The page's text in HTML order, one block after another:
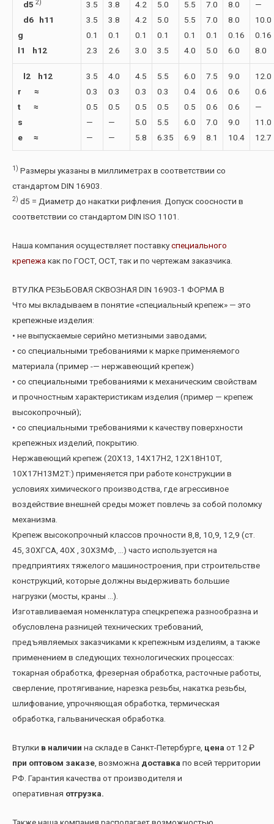
d5 2)
d6 h11
g
l1 h12
3.5
3.5
0.1
2.3
3.8
3.8
0.1
2.6
4.2
4.2
0.1
3.0
5.0
5.0
0.1
3.5
5.5
5.5
0.1
4.0
7.0
7.0
0.1
5.0
8.0
8.0
0.16
6.0
—
10.0
0.16
8.0
l2 h12
r ≈
t ≈
s
e ≈
3.5
0.3
0.5
—
—
4.0
0.3
0.5
—
—
4.5
0.3
0.5
5.0
5.8
5.5
0.3
0.5
5.5
6.35
6.0
0.4
0.5
6.0
6.9
7.5
0.6
0.6
7.0
8.1
9.0
0.6
0.6
9.0
10.4
12.0
0.6
—
11.0
12.7
1) Размеры указаны в миллиметрах в соответствии со
стандартом DIN 16903.
2) d5 = Диаметр до накатки рифления. Допуск соосности в
соответствии со стандартом DIN ISO 1101.
Наша компания осуществляет поставкуспециального
крепежакак по ГОСТ, ОСТ, так и по чертежам заказчика.
ВТУЛКА РЕЗЬБОВАЯ СКВОЗНАЯ DIN 16903-1 ФОРМА В
Что мы вкладываем в понятие «специальный крепеж» — это
крепежные изделия:
• не выпускаемые серийно метизными заводами;
• со специальными требованиями к марке применяемого
материала (пример -— нержавеющий крепеж)
• со специальными требованиями к механическим свойствам
и прочностным характеристикам изделия (пример — крепеж
высокопрочный);
• со специальными требованиями к качеству поверхности
крепежных изделий, покрытию.
Нержавеющий крепеж (20Х13, 14Х17Н2, 12Х18Н10Т,
10Х17Н13М2Т:) применяется при работе конструкции в
условиях химического производства, где агрессивное
воздействие внешней среды может повлечь за собой поломку
механизма.
Крепеж высокопрочный классов прочности 8,8, 10,9, 12,9 (ст.
45, 30ХГСА, 40Х , 30Х3МФ, …) часто используется на
предприятиях тяжелого машиностроения, при строительстве
конструкций, которые должны выдерживать большие
нагрузки (мосты, краны …).
Изготавливаемая номенклатура спецкрепежа разнообразна и
обусловлена разницей технических требований,
предъявляемых заказчиками к крепежным изделиям, а также
применением в следующих технологических процессах:
токарная обработка, фрезерная обработка, расточные работы,
сверление, протягивание, нарезка резьбы, накатка резьбы,
шлифование, упрочняющая обработка, термическая
обработка, гальваническая обработка.
Втулки в наличии на складе в Санкт-Петербурге, цена от 12 ₽
при оптовом заказе , возможна доставка по всей территории
РФ. Гарантия качества от производителя и
оперативная отгрузка.